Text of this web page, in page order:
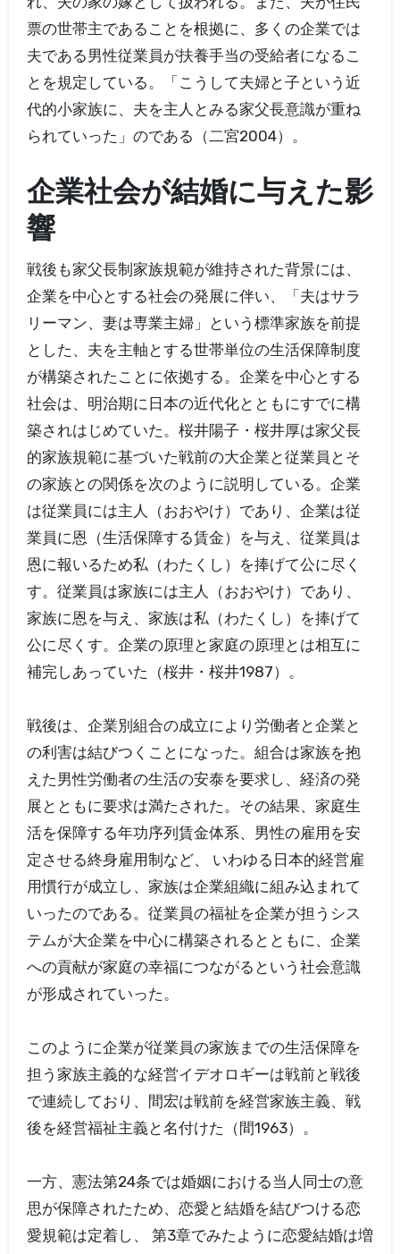
票の世帯主であることを根拠に、多くの企業では
夫である男性従業員が扶養手当の受給者になるこ
とを規定している。「こうして夫婦と子という近
代的小家族に、夫を主人とみる家父長意識が重ね
られていった」のである（二宮2004）。
企業社会が結婚に与えた影
響
戦後も家父長制家族規範が維持された背景には、
企業を中心とする社会の発展に伴い、「夫はサラ
リーマン、妻は専業主婦」という標準家族を前提
とした、夫を主軸とする世帯単位の生活保障制度
が構築されたことに依拠する。企業を中心とする
社会は、明治期に日本の近代化とともにすでに構
築されはじめていた。桜井陽子・桜井厚は家父長
的家族規範に基づいた戦前の大企業と従業員とそ
の家族との関係を次のように説明している。企業
は従業員には主人（おおやけ）であり、企業は従
業員に恩（生活保障する賃金）を与え、従業員は
恩に報いるため私（わたくし）を捧げて公に尽く
す。従業員は家族には主人（おおやけ）であり、
家族に恩を与え、家族は私（わたくし）を捧げて
公に尽くす。企業の原理と家庭の原理とは相互に
補完しあっていた（桜井・桜井1987）。
戦後は、企業別組合の成立により労働者と企業と
の利害は結びつくことになった。組合は家族を抱
えた男性労働者の生活の安泰を要求し、経済の発
展とともに要求は満たされた。その結果、家庭生
活を保障する年功序列賃金体系、男性の雇用を安
定させる終身雇用制など、 いわゆる日本的経営雇
用慣行が成立し、家族は企業組織に組み込まれて
いったのである。従業員の福祉を企業が担うシス
テムが大企業を中心に構築されるとともに、企業
への貢献が家庭の幸福につながるという社会意識
が形成されていった。
このように企業が従業員の家族までの生活保障を
担う家族主義的な経営イデオロギーは戦前と戦後
で連続しており、間宏は戦前を経営家族主義、戦
後を経営福祉主義と名付けた（間1963）。
一方、憲法第24条では婚姻における当人同士の意
思が保障されたため、恋愛と結婚を結びつける恋
愛規範は定着し、 第3章でみたように恋愛結婚は増